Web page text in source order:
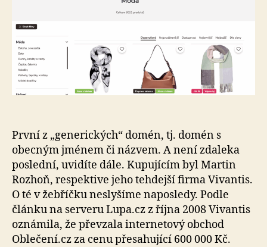
První z „generických“ domén, tj. domén s
obecným jménem či názvem. A není zdaleka
poslední, uvidíte dále. Kupujícím byl Martin
Rozhoň, respektive jeho tehdejší firma Vivantis.
O té v žebříčku neslyšíme naposledy. Podle
článku na serveru Lupa.cz z října 2008 Vivantis
oznámila, že převzala internetový obchod
Oblečení.cz za cenu přesahující 600 000 Kč.